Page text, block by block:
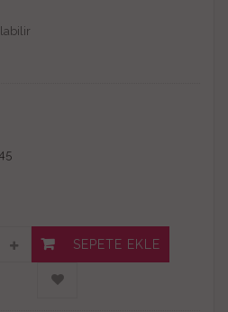
SEPETE EKLE